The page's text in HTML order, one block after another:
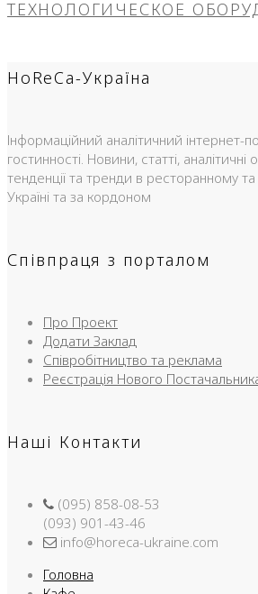
ТЕХНОЛОГИЧЕСКОЕ
HoReCa-Україна
Інформаційний аналітичний інтернет-
гостинності. Новини, статті,
тенденції та тренди в ресторанному та
Україні та за кордоном
Співпраця з порталом
Про Проект
Додати Заклад
Співробітництво та реклама
Реєстрація Нового
Наші Контакти
(095) 858-08-53
(093) 901-43-46
info@horeca-ukraine.com
Головна